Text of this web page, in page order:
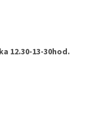
12.30-13-30hod.